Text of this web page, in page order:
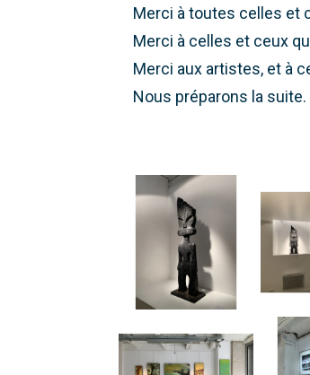
Merci à toutes celles et
Merci à celles et ceux
Merci aux artistes, et à
Nous préparons la suite.